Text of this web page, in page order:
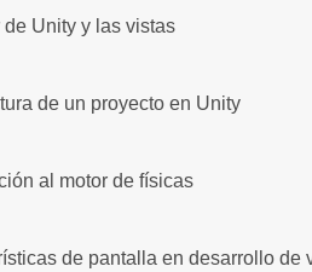
de Unity y las vistas
de un proyecto en Unity
al motor de físicas
de pantalla en desarrollo de